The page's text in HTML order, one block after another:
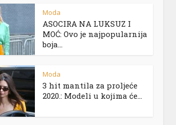
Moda
ASOCIRA NA LUKSUZ I
MOĆ: Ovo je najpopularnija
boja...
Moda
3 hit mantila za proljeće
2020.: Modeli u kojima će...